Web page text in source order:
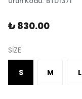
₺ 830.00
SİZE
S M L